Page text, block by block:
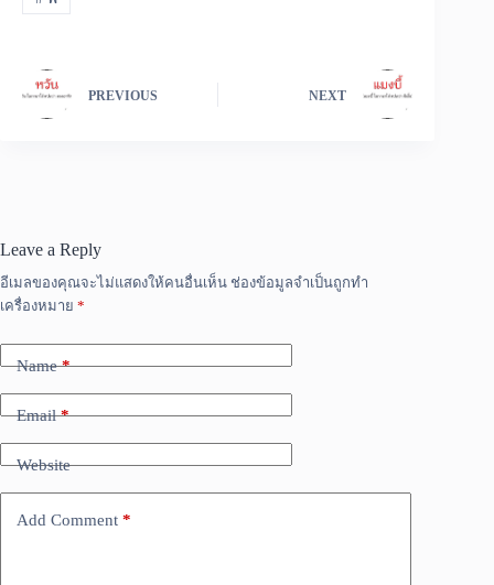
PREVIOUS NEXT
Leave a Reply
อีเมลของคุณจะไม่แสดงให้คนอื่นเห็น ช่องข้อมูลจำเป็นถูกทำ
เครื่องหมาย *
Name*
Email*
Website
Add Comment *